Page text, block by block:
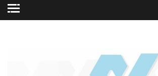
Skip
to